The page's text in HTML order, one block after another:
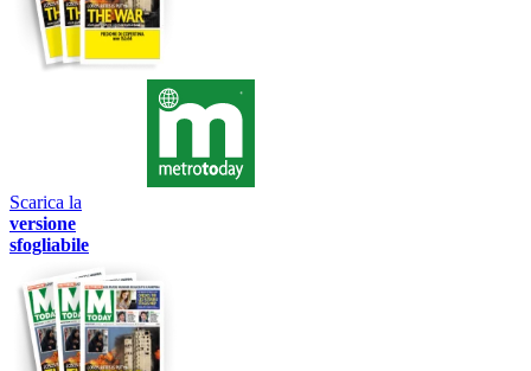
Scarica la
versione
sfogliabile